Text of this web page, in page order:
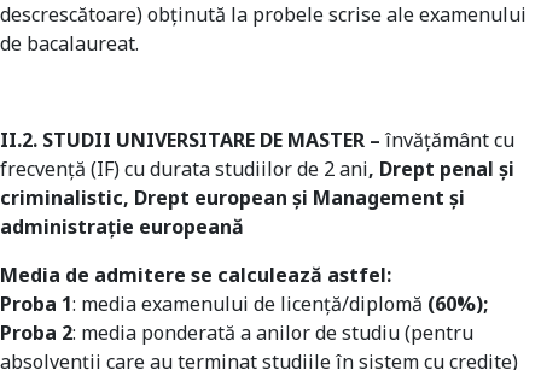
descrescătoare) obținută la probele scrise ale examenului
de bacalaureat.
II.2. STUDII UNIVERSITARE DE MASTER – învățământ cu
frecvenţă (IF) cu durata studiilor de 2 ani, Drept penal și
criminalistic, Drept european și Management și
administrație europeană
Media de admitere se calculează astfel:
Proba 1: media examenului de licenţă/diplomă (60%);
Proba 2: media ponderată a anilor de studiu (pentru
absolvenţii care au terminat studiile în sistem cu credite)